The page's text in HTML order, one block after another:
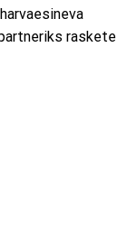
rasketel